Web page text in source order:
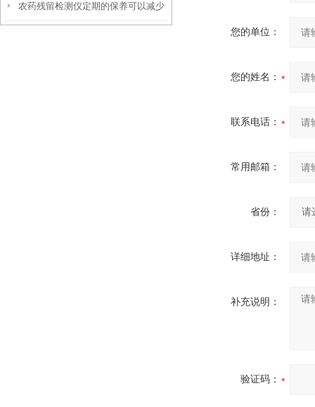
用寿命？
农药残留检测仪定期的保养可以减少
您的单位：
您的姓名：
联系电话：
常用邮箱：
省份：
详细地址：
补充说明：
验证码：